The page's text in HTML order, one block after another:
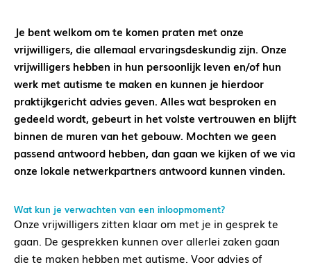
Je bent welkom om te komen praten met onze
vrijwilligers, die allemaal ervaringsdeskundig zijn. Onze
vrijwilligers hebben in hun persoonlijk leven en/of hun
werk met autisme te maken en kunnen je hierdoor
praktijkgericht advies geven. Alles wat besproken en
gedeeld wordt, gebeurt in het volste vertrouwen en blijft
binnen de muren van het gebouw. Mochten we geen
passend antwoord hebben, dan gaan we kijken of we via
onze lokale netwerkpartners antwoord kunnen vinden.
Wat kun je verwachten van een inloopmoment?
Onze vrijwilligers zitten klaar om met je in gesprek te
gaan. De gesprekken kunnen over allerlei zaken gaan
die te maken hebben met autisme. Voor advies of